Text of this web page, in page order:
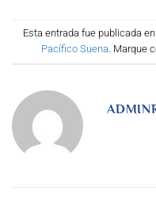
Esta entrada fue publicada en
Pacífico Suena. Marque